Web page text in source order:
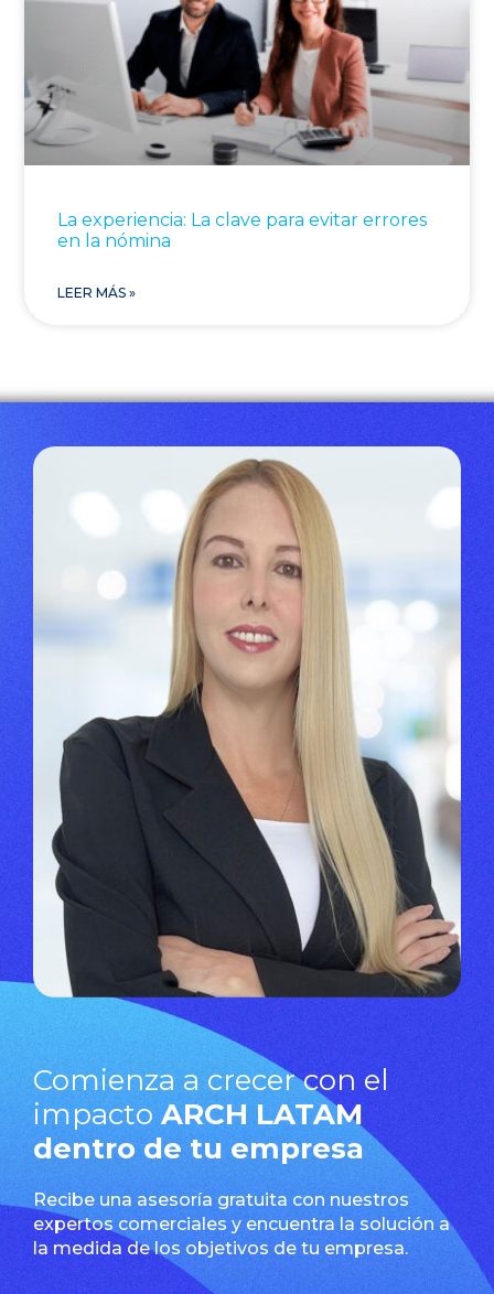
La experiencia: La clave para evitar errores
en la nómina
LEER MÁS »
Comienza a crecer con el
impacto ARCH LATAM
dentro de tu empresa
Recibe una asesoría gratuita con nuestros
expertos comerciales y encuentra la solución a
la medida de los objetivos de tu empresa.